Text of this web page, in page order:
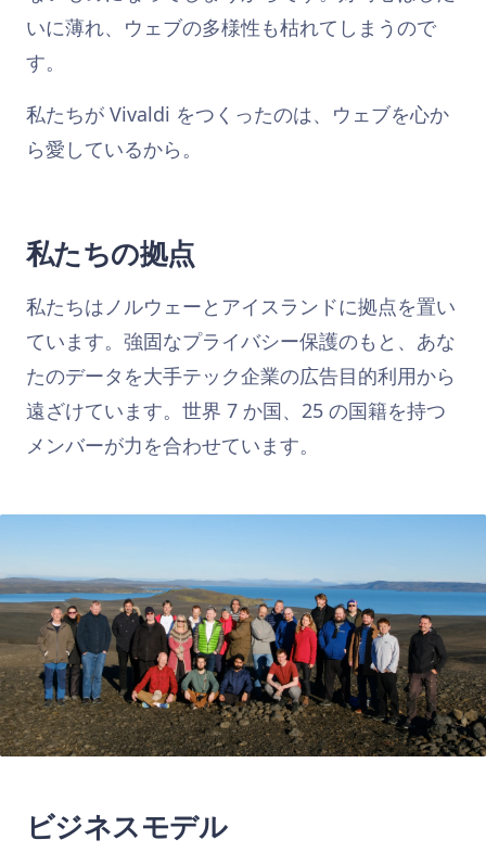
いに薄れ、ウェブの多様性も枯れてしまうので
す。
私たちが Vivaldi をつくったのは、ウェブを心か
ら愛しているから。
私たちの拠点
私たちはノルウェーとアイスランドに拠点を置い
ています。強固なプライバシー保護のもと、あな
たのデータを大手テック企業の広告目的利用から
遠ざけています。世界 7 か国、25 の国籍を持つ
メンバーが力を合わせています。
ビジネスモデル